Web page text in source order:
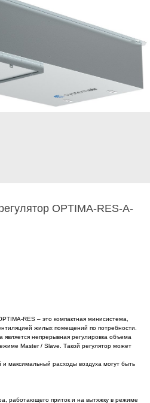
OPTIMA-RES-A-
RES – это компактная минисистема,
жилых помещений по потребности.
является непрерывная регулировка объема
Master / Slave. Такой регулятор может
максимальный расходы воздуха могут быть
работающего приток и на вытяжку в режиме